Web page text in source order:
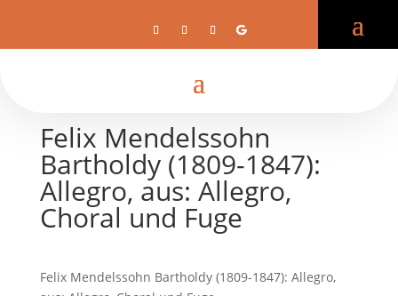
Felix Mendelssohn
Bartholdy (1809-1847):
Allegro, aus: Allegro,
Choral und Fuge
Felix Mendelssohn Bartholdy (1809-1847): Allegro,